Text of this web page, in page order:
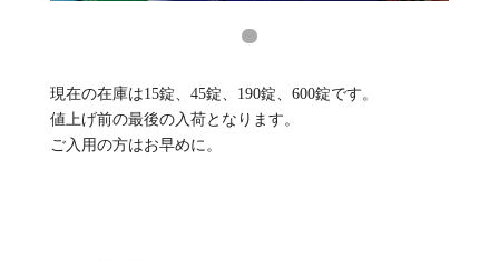
現在の在庫は15錠、45錠、190錠、600錠です。⁡
⁡値上げ前の最後の入荷となります。⁡
⁡ご入用の方はお早めに。⁡